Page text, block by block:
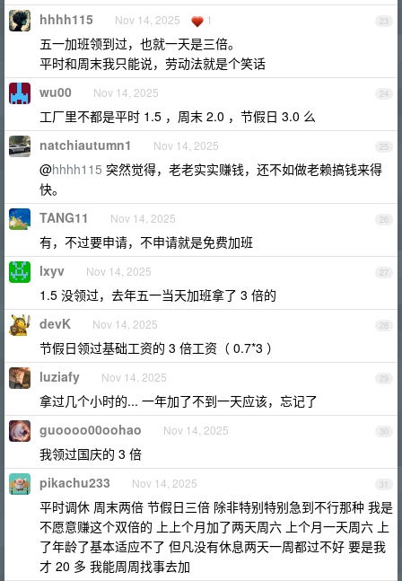
23
hhhh115 Nov 14, 2025 1
五一加班领到过，也就一天是三倍。
平时和周末我只能说，劳动法就是个笑话
24
wu00 Nov 14, 2025
工厂里不都是平时 1.5 ，周末 2.0 ，节假日 3.0 么
25
natchiautumn1 Nov 14, 2025
@hhhh115 突然觉得，老老实实赚钱，还不如做老赖搞钱来得
快。
26
TANG11 Nov 14, 2025
有，不过要申请，不申请就是免费加班
27
lxyv Nov 14, 2025
1.5 没领过，去年五一当天加班拿了 3 倍的
28
devK Nov 14, 2025
节假日领过基础工资的 3 倍工资（ 0.7*3 ）
29
luziafy Nov 14, 2025
拿过几个小时的... 一年加了不到一天应该，忘记了
30
guoooo00oohao Nov 14, 2025
我领过国庆的 3 倍
31
pikachu233 Nov 14, 2025
平时调休 周末两倍 节假日三倍 除非特别特别急到不行那种 我是
不愿意赚这个双倍的 上上个月加了两天周六 上个月一天周六 上
了年龄了基本适应不了 但凡没有休息两天一周都过不好 要是我
才 20 多 我能周周找事去加